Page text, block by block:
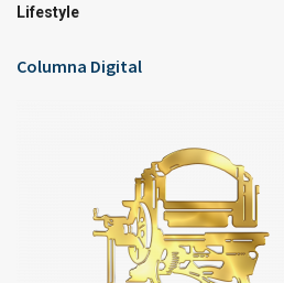
Lifestyle
Columna Digital